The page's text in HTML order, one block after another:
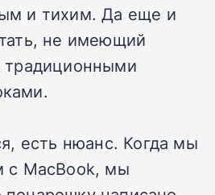
и тихим. Да еще и
не имеющий
традиционными
есть нюанс. Когда мы
с MacBook, мы